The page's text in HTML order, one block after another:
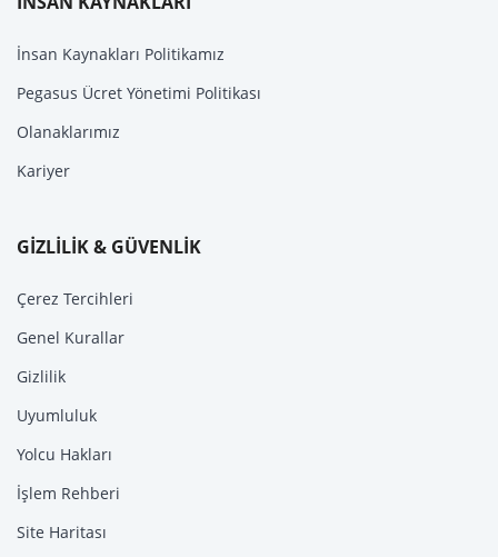
İnsan Kaynakları Politikamız
Pegasus Ücret Yönetimi Politikası
Olanaklarımız
Kariyer
GİZLİLİK & GÜVENLİK
Çerez Tercihleri
Genel Kurallar
Gizlilik
Uyumluluk
Yolcu Hakları
İşlem Rehberi
Site Haritası